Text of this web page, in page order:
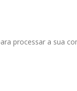
processar a sua